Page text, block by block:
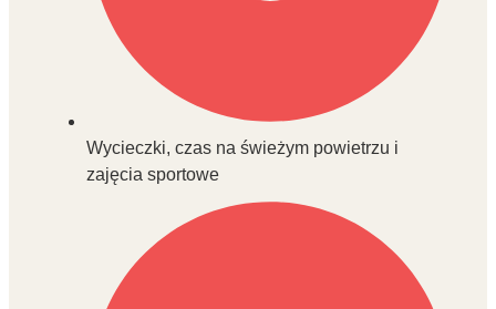
Wycieczki, czas na świeżym powietrzu i
zajęcia sportowe